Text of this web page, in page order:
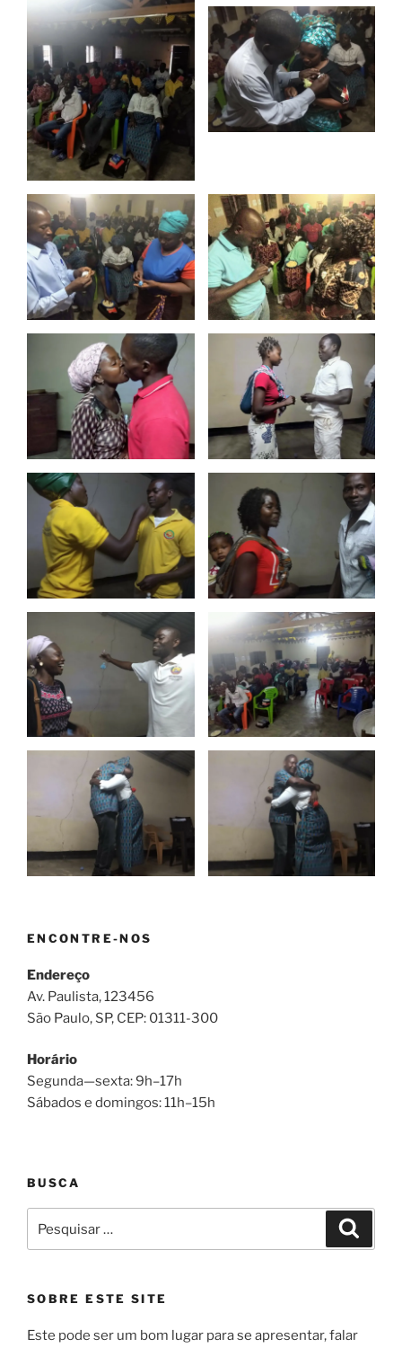
ENCONTRE-NOS
Endereço
Av. Paulista, 123456
São Paulo, SP, CEP: 01311-300
Horário
Segunda—sexta: 9h–17h
Sábados e domingos: 11h–15h
BUSCA
por:
SOBRE ESTE SITE
Este pode ser um bom lugar para se apresentar, falar